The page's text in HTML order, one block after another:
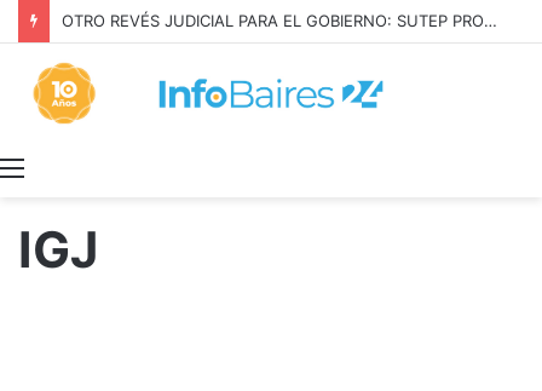
OTRO REVÉS JUDICIAL PARA EL GOBIERNO: SUTEP PROTEGIÓ SU CONVENIO
IGJ